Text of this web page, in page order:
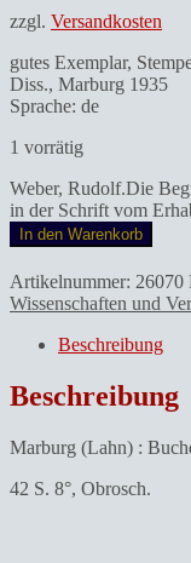
zzgl. Versandkosten
gutes Exemplar,
Diss., Marburg 1935
Sprache: de
1 vorrätig
Weber, Rudolf.Die
in der Schrift vom
In den Warenkorb
Artikelnummer: 26070
Wissenschaften und
Beschreibung
Beschreibung
Marburg (Lahn) :
42 S. 8°, Obrosch.